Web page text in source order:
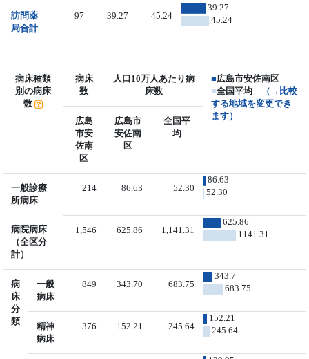
訪問薬
局合計
97 39.27 45.24
39.27
45.24
病床種類
別の病床
数
病床
数
人口10万人あたり病
床数
■広島市安佐南区
■全国平均
（→比較
する地域を変更でき
ます）
広島
市安
佐南
区
広島市
安佐南
区
全国平
均
一般診療
所病床
214 86.63 52.30
86.63
52.30
病院病床
（全区分
計）
1,546 625.86 1,141.31
625.86
1141.31
病
床
分
類
一般
病床
849 343.70 683.75
343.7
683.75
精神
病床
376 152.21 245.64
152.21
245.64